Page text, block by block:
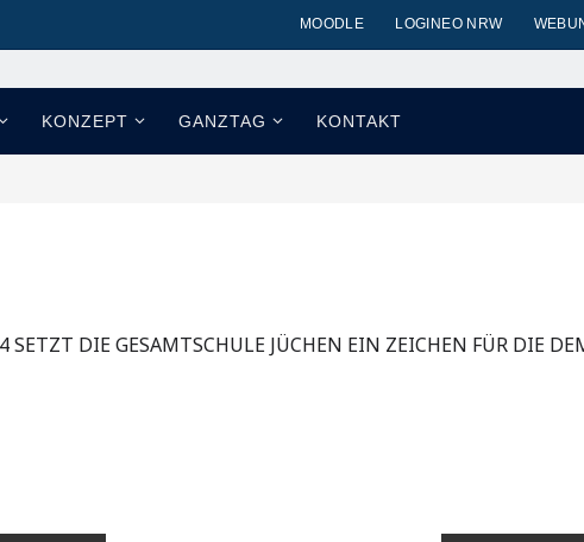
MOODLE LOGINEO NRW
KONZEPT GANZTAG KONTAKT
SETZT DIE GESAMTSCHULE JÜCHEN EIN ZEICHEN FÜR DIE